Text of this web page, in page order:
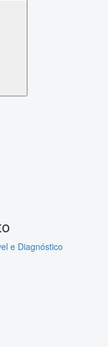
e Diagnóstico